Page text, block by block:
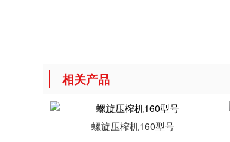
相关产品
螺旋压榨机160型号